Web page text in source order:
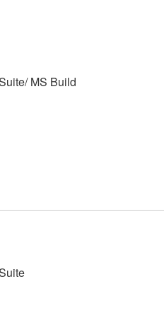
MS Build